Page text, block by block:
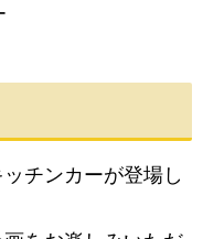
チンカーが登場し